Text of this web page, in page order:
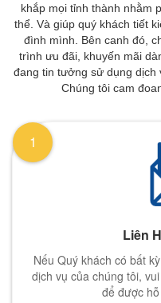
khắp mọi tỉnh thành nhằm
thể. Và giúp quý khách tiết
đình mình. Bên canh đó,
trình ưu đãi, khuyến mãi
đang tin tưởng sử dụng dịch
Chúng tôi cam
Liên
Nếu Quý khách có bất
dịch vụ của chúng tôi,
để được
1